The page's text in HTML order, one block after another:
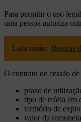
Para permitir o uso
uma pessoa autoriza
Leia mais: Regras
O contrato de cessão
prazo de
tipo de mídia em
território de
valor da